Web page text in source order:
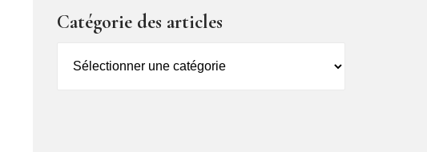
Catégorie des articles
des